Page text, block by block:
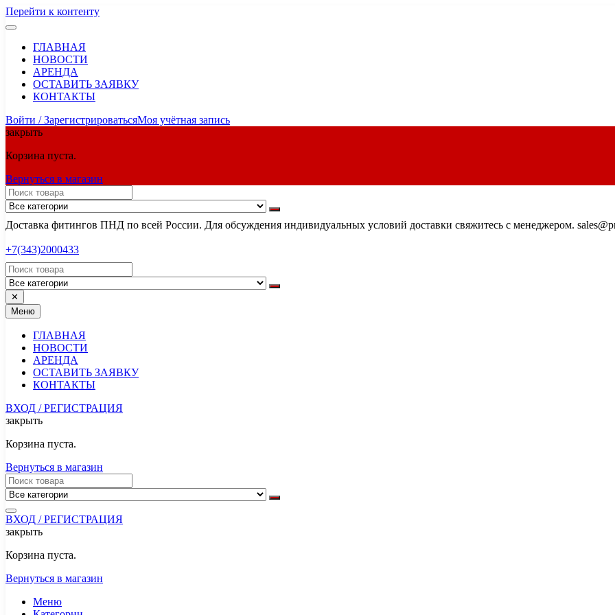
Перейти к контенту
ГЛАВНАЯ
НОВОСТИ
АРЕНДА
ОСТАВИТЬ ЗАЯВКУ
КОНТАКТЫ
Войти / ЗарегистрироватьсяМоя учётная запись
закрыть
Корзина пуста.
Вернуться в магазин
Доставка фитингов ПНД по всей России. Для обсуждения индивидуальных условий доставки свяжитесь с менеджером.
+7(343)2000433
✕
Меню
ГЛАВНАЯ
НОВОСТИ
АРЕНДА
ОСТАВИТЬ ЗАЯВКУ
КОНТАКТЫ
ВХОД / РЕГИСТРАЦИЯ
закрыть
Корзина пуста.
Вернуться в магазин
ВХОД / РЕГИСТРАЦИЯ
закрыть
Корзина пуста.
Вернуться в магазин
Меню